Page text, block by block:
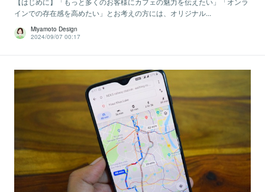
インでの存在感を高めたい」とお考えの方には、オリジナル...
Miyamoto Design
2024/09/07 00:17